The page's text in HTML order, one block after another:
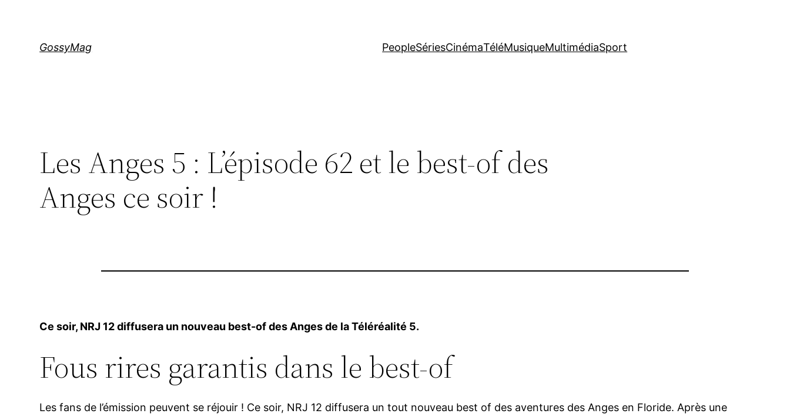
GossyMag PeopleSériesCinémaTéléMusiqueMultimédiaSport
Les Anges 5 : L’épisode 62 et le best-of des
Anges ce soir !
Ce soir, NRJ 12 diffusera un nouveau best-of des Anges de la Téléréalité 5.
Fous rires garantis dans le best-of
Les fans de l’émission peuvent se réjouir ! Ce soir, NRJ 12 diffusera un tout nouveau best of des aventures des Anges en Floride. Après une